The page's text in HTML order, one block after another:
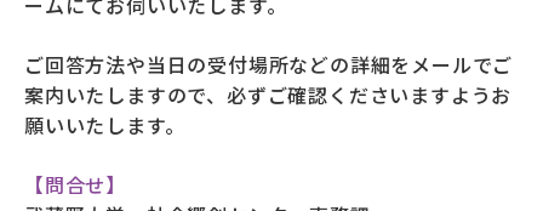
ご回答方法や当日の受付場所などの詳細をメールでご
案内いたしますので、必ずご確認くださいますようお
願いいたします。
【問合せ】